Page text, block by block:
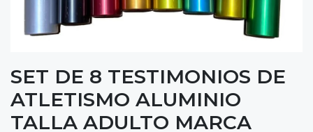
SET DE 8 TESTIMONIOS DE
ATLETISMO ALUMINIO
TALLA ADULTO MARCA